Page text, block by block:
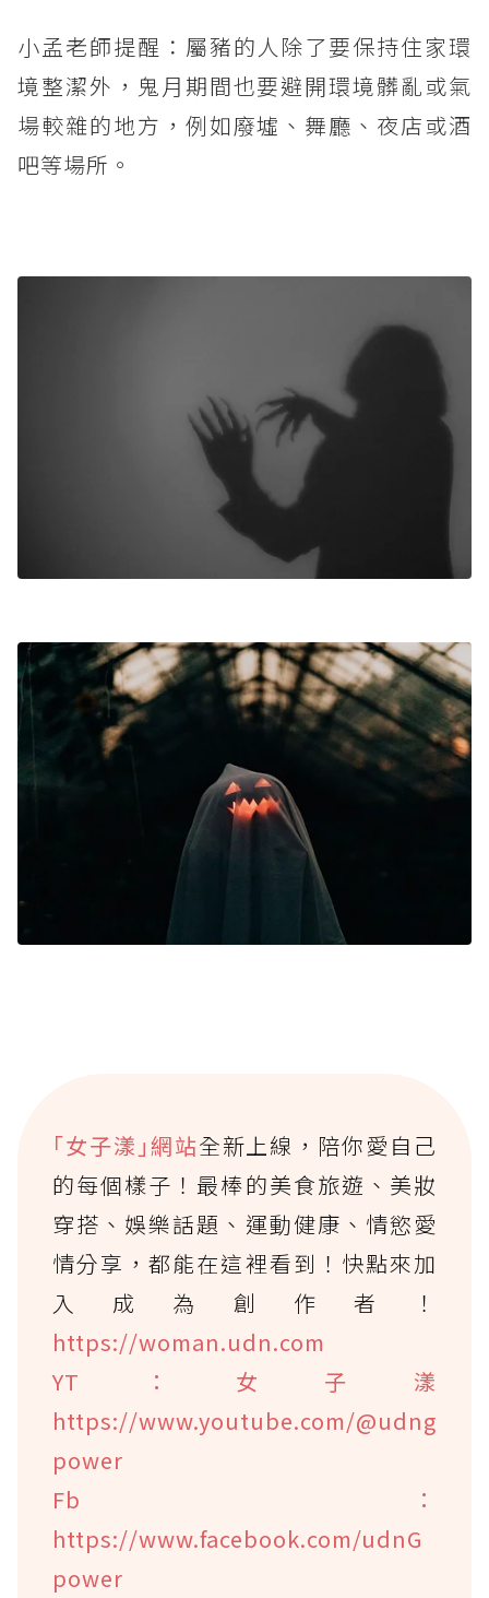
小孟老師提醒：屬豬的人除了要保持住家環
境整潔外，鬼月期間也要避開環境髒亂或氣
場較雜的地方，例如廢墟、舞廳、夜店或酒
吧等場所。
｢女子漾｣網站全新上線，陪你愛自己
的每個樣子！最棒的美食旅遊、美妝
穿搭、娛樂話題、運動健康、情慾愛
情分享，都能在這裡看到！快點來加
入成為創作者！
https://woman.udn.com
YT：女子漾
https://www.youtube.com/@udng
power
Fb：
https://www.facebook.com/udnG
power